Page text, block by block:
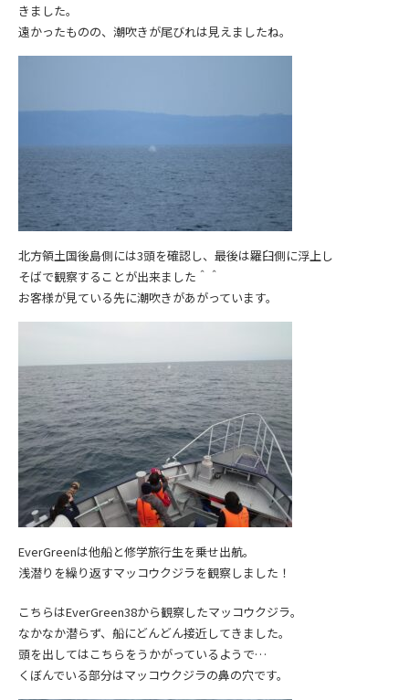
きました。
遠かったものの、潮吹きが尾びれは見えましたね。
北方領土国後島側には3頭を確認し、最後は羅臼側に浮上し
そばで観察することが出来ました＾＾
お客様が見ている先に潮吹きがあがっています。
EverGreenは他船と修学旅行生を乗せ出航。
浅潜りを繰り返すマッコウクジラを観察しました！
こちらはEverGreen38から観察したマッコウクジラ。
なかなか潜らず、船にどんどん接近してきました。
頭を出してはこちらをうかがっているようで…
くぼんでいる部分はマッコウクジラの鼻の穴です。